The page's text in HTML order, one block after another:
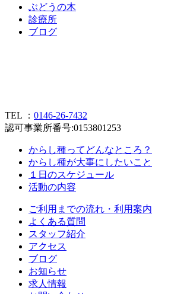
ぶどう の木
診療所
ブロ グ
TEL ： 0146-26-7432
認可事業所番号:0153801253
からし種ってどんなところ？
からし種が大事にしたいこと
１日のスケジュール
活動の内容
ご利用までの流れ・利用案内
よくある質問
スタッフ紹介
アクセス
ブログ
お知らせ
求人情報